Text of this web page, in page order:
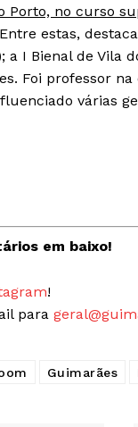
Porto, no curso
estas,
a I Bienal de Vila
Foi professor
várias
em baixo!
!
para
Guimarães